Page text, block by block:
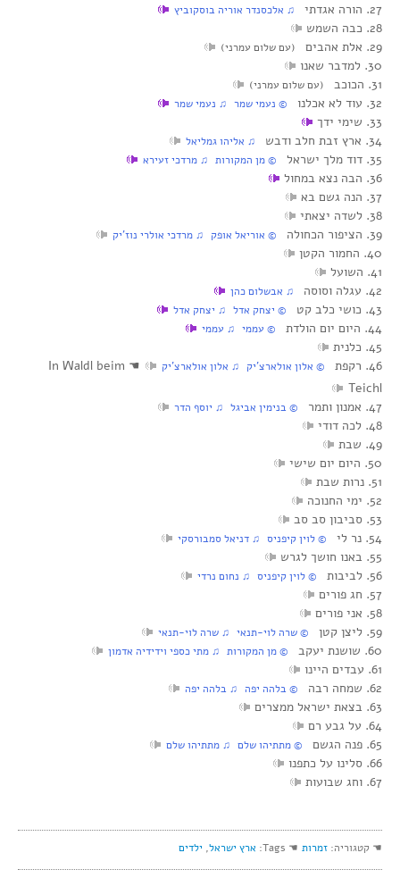
27. הורה אגדתי ♫ אלכסנדר אוריה בוסקוביץ
28. כבה השמש
29. אלת אהבים
(עם שלום עמרני)
30. למדבר שאנו
31. הכוכב
(עם שלום עמרני)
32. עוד לא אכלנו © נעמי שמר ♫ נעמי שמר
33. שימי ידך
34. ארץ זבת חלב ודבש
♫ אליהו גמליאל
35. דוד מלך ישראל © מן המקורות ♫ מרדכי זעירא
36. הבה נצא במחול
37. הנה גשם בא
38. לשדה יצאתי
39. הציפור הכחולה
© אוריאל אופק ♫ מרדכי אולרי נוז’יק
40. החמור הקטן
41. השועל
42. עגלה וסוסה
♫ אבשלום כהן
43. כושי כלב קט © יצחק אדל ♫ יצחק אדל
44. היום יום הולדת © עממי ♫ עממי
45. כלנית
46. רקפת
© אלון אולארצ’יק ♫ אלון אולארצ’יק ☚
In Waldl beim
Teichl
47. אמנון ותמר
© בנימין אביגל ♫ יוסף הדר
48. לכה דודי
49. שבת
50. היום יום שישי
51. נרות שבת
52. ימי החנוכה
53. סביבון סב סב
54. נר לי
© לוין קיפניס ♫ דניאל סמבורסקי
55. באנו חושך לגרש
56. לביבות
© לוין קיפניס ♫ נחום נרדי
57. חג פורים
58. אני פורים
59. ליצן קטן
© שרה לוי-תנאי ♫ שרה לוי-תנאי
60. שושנת יעקב © מן המקורות ♫ מתי כספי וידידיה אדמון
61. עבדים היינו
62. שמחה רבה
© בלהה יפה ♫ בלהה יפה
63. בצאת ישראל ממצרים
64. על גבע רם
65. פנה הגשם
© מתתיהו שלם ♫ מתתיהו שלם
66. סלינו על כתפנו
67. וחג שבועות
☚ קטגוריה: זמרות ☚ Tags: ארץ ישראל, ילדים